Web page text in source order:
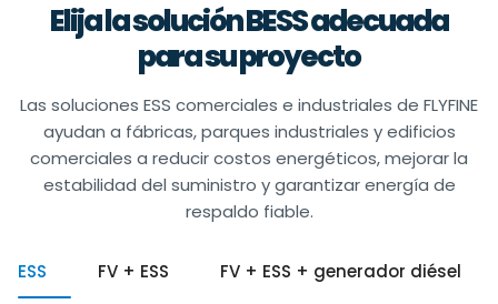
Elija la solución BESS adecuada
para su proyecto
Las soluciones ESS comerciales e industriales de FLYFINE
ayudan a fábricas, parques industriales y edificios
comerciales a reducir costos energéticos, mejorar la
estabilidad del suministro y garantizar energía de
respaldo fiable.
ESS FV + ESS FV + ESS + generador diésel